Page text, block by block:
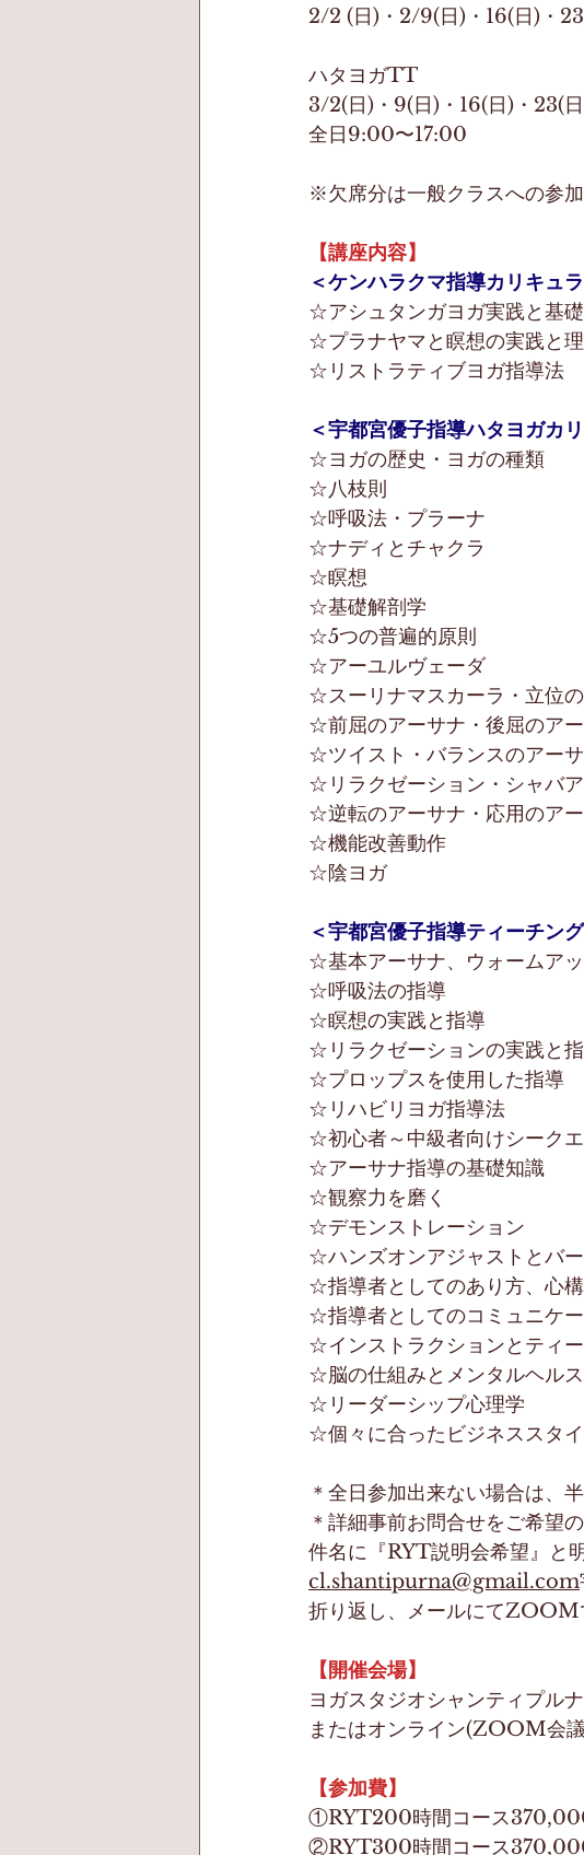
2/2 (日)・2/9(日)・16(日)・
ハタヨガTT
3/2(日)・9(日)・16(日)・23(
全日9:00〜17:00
※欠席分は一般クラスへの参
【講座内容】
＜ケンハラクマ指導カリキュ
☆アシュタンガヨガ実践と基礎
☆プラナヤマと瞑想の実践と
☆リストラティブヨガ指導法
＜宇都宮優子指導ハタヨガカ
☆ヨガの歴史・ヨガの種類
☆八枝則
☆呼吸法・プラーナ
☆ナディとチャクラ
☆瞑想
☆基礎解剖学
☆5つの普遍的原則
☆アーユルヴェーダ
☆スーリナマスカーラ・立位
☆前屈のアーサナ・後屈のア
☆ツイスト・バランスのアー
☆リラクゼーション・シャバ
☆逆転のアーサナ・応用のア
☆機能改善動作
☆陰ヨガ
＜宇都宮優子指導ティーチン
☆基本アーサナ、ウォームア
☆呼吸法の指導
☆瞑想の実践と指導
☆リラクゼーションの実践と
☆プロップスを使用した指導
☆リハビリヨガ指導法
☆初心者～中級者向けシーク
☆アーサナ指導の基礎知識
☆観察力を磨く
☆デモンストレーション
☆ハンズオンアジャストとバ
☆指導者としてのあり方、心構
☆指導者としてのコミュニケ
☆インストラクションとティ
☆脳の仕組みとメンタルヘルス
☆リーダーシップ心理学
☆個々に合ったビジネススタ
＊全日参加出来ない場合は、
＊詳細事前お問合せをご希望
件名に『RYT説明会希望』と明
cl.shantipurna@gmail.com
折り返し、メールにてZOOM
【開催会場】
ヨガスタジオシャンティプル
またはオンライン(ZOOM会
【参加費】
①RYT200時間コース
②RYT300時間コース